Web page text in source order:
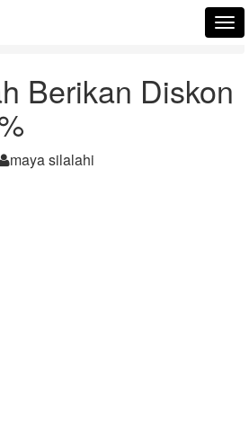
Diskon Sampai 99%
Berikan Diskon
maya silalahi